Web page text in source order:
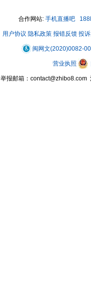
合作网站: 手机直播吧
用户协议 隐私政策 报错反馈 投
闽网文(2020)0082-
营业执照
举报邮箱：